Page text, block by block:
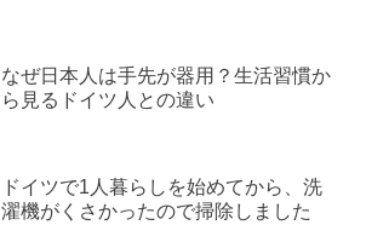
なぜ日本人は手先が器用？生活習慣か
ら見るドイツ人との違い
ドイツで1人暮らしを始めてから、洗
濯機がくさかったので掃除しました